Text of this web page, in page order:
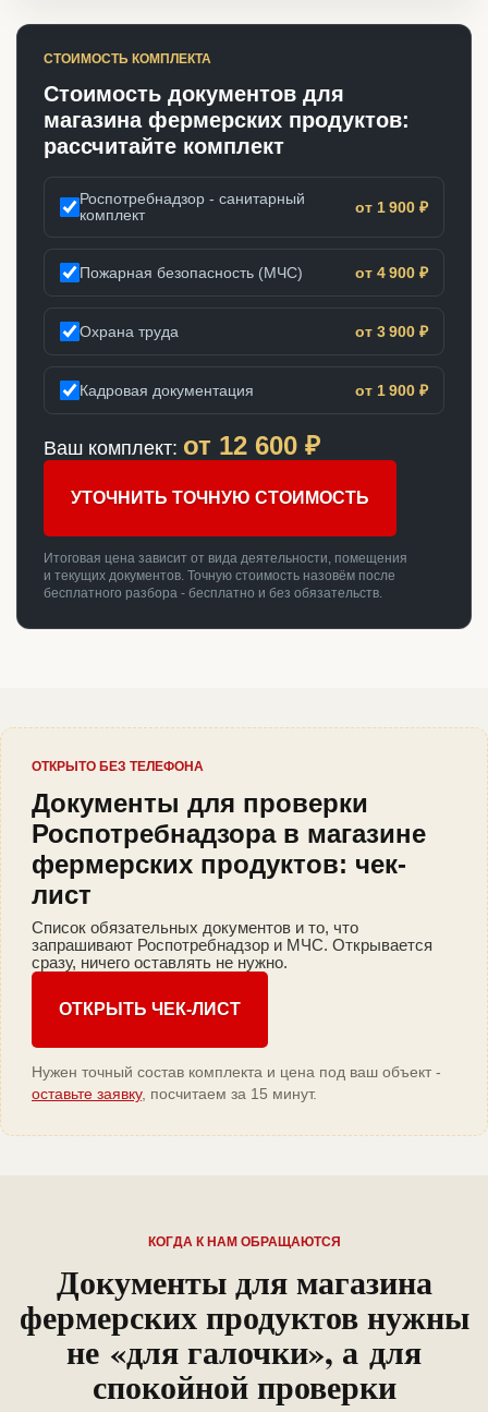
СТОИМОСТЬ КОМПЛЕКТА
Стоимость документов для
магазина фермерских продуктов:
рассчитайте комплект
Роспотребнадзор - санитарный
комплект
от 1 900 ₽
Пожарная безопасность (МЧС) от 4 900 ₽
Охрана труда от 3 900 ₽
Кадровая документация от 1 900 ₽
Ваш комплект: от 12 600 ₽
УТОЧНИТЬ ТОЧНУЮ СТОИМОСТЬ
Итоговая цена зависит от вида деятельности, помещения
и текущих документов. Точную стоимость назовём после
бесплатного разбора - бесплатно и без обязательств.
ОТКРЫТО БЕЗ ТЕЛЕФОНА
Документы для проверки
Роспотребнадзора в магазине
фермерских продуктов: чек-
лист
Список обязательных документов и то, что
запрашивают Роспотребнадзор и МЧС. Открывается
сразу, ничего оставлять не нужно.
ОТКРЫТЬ ЧЕК-ЛИСТ
Нужен точный состав комплекта и цена под ваш объект -
оставьте заявку, посчитаем за 15 минут.
КОГДА К НАМ ОБРАЩАЮТСЯ
Документы для магазина
фермерских продуктов нужны
не «для галочки», а для
спокойной проверки